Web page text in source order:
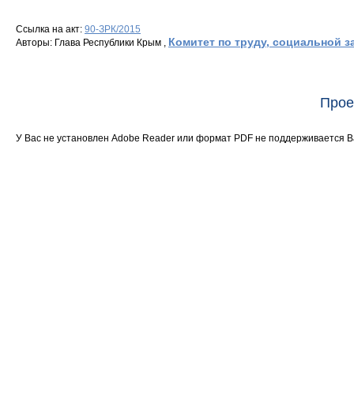
Ссылка на акт: 90-ЗРК/2015
Авторы: Глава Республики Крым , Комитет по труду, социальной
У Вас не установлен Adobe Reader или формат PDF не поддерживается